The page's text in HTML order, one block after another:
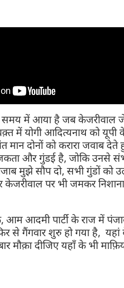
समय में आया है जब केजरीवाल
में योगी आदित्यनाथ को यूपी
मान दोनों को करारा जवाब
और गुंडई है, जोकि उनसे
मुझे सौप दो, सभी गुंडों को
पर भी जमकर
आम आदमी पार्टी के राज में
से गैंगवार शुरु हो गया है,
मौक़ा दीजिए यहाँ के भी